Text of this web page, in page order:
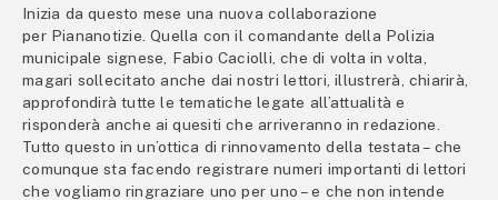
Inizia da questo mese una nuova collaborazione
per Piananotizie. Quella con il comandante della Polizia
municipale signese, Fabio Caciolli, che di volta in volta,
magari sollecitato anche dai nostri lettori, illustrerà, chiarirà,
approfondirà tutte le tematiche legate all’attualità e
risponderà anche ai quesiti che arriveranno in redazione.
Tutto questo in un’ottica di rinnovamento della testata – che
comunque sta facendo registrare numeri importanti di lettori
che vogliamo ringraziare uno per uno – e che non intende